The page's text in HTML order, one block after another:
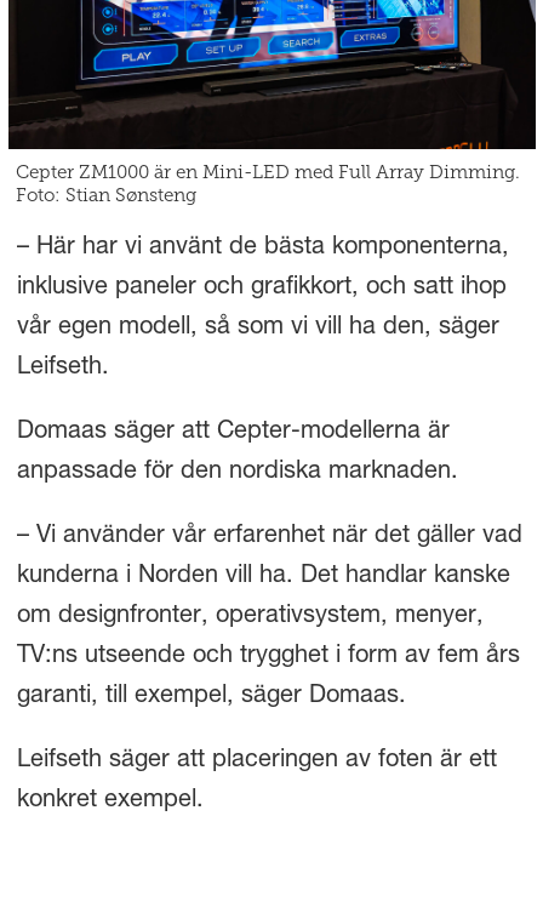
Cepter ZM1000 är en Mini-LED med Full Array Dimming.
Foto: Stian Sønsteng
– Här har vi använt de bästa komponenterna,
inklusive paneler och grafikkort, och satt ihop
vår egen modell, så som vi vill ha den, säger
Leifseth.
Domaas säger att Cepter-modellerna är
anpassade för den nordiska marknaden.
– Vi använder vår erfarenhet när det gäller vad
kunderna i Norden vill ha. Det handlar kanske
om designfronter, operativsystem, menyer,
TV:ns utseende och trygghet i form av fem års
garanti, till exempel, säger Domaas.
Leifseth säger att placeringen av foten är ett
konkret exempel.